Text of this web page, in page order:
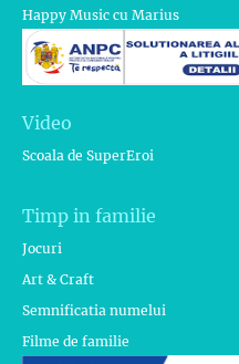
Happy Music cu Marius
Video
Scoala de SuperEroi
Timp in familie
Jocuri
Art & Craft
Semnificatia numelui
Filme de familie